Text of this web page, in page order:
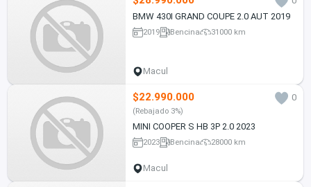
BMW 430I GRAND COUPE 2.0 AUT 2019
2019 Bencina 31000 km
Macul
$22.990.000 0
(Rebajado 3%)
MINI COOPER S HB 3P 2.0 2023
2023 Bencina 28000 km
Macul